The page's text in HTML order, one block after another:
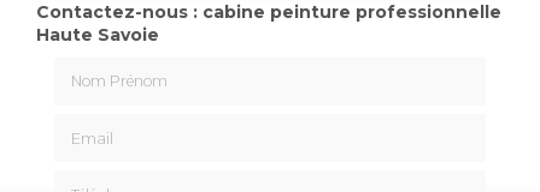
Contactez-nous : cabine peinture professionnelle
Haute Savoie